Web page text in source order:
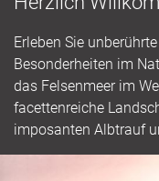
Erleben Sie
Besonderheiten im
das Felsenmeer im
facettenreiche
imposanten Albtrauf